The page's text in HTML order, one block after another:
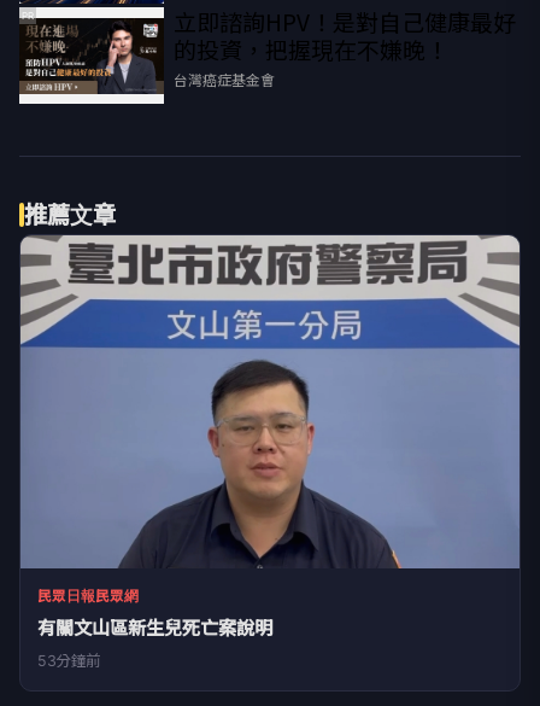
PR
立即諮詢HPV！是對自己健康最好
的投資，把握現在不嫌晚！
台灣癌症基金會
推薦文章
民眾日報民眾網
有關文山區新生兒死亡案說明
53分鐘前